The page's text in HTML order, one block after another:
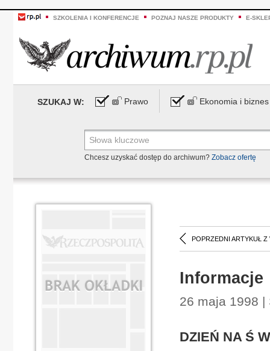
SZKOLENIA I KONFERENCJE POZNAJ NASZE PRODUKTY E-
SZUKAJ W: Prawo Ekonomia i biznes
Chcesz uzyskać dostęp do archiwum? Zobacz ofertę
POPRZEDNI ARTYKUŁ Z
Informacje
26 maja 1998 |
DZIEŃ NA Ś